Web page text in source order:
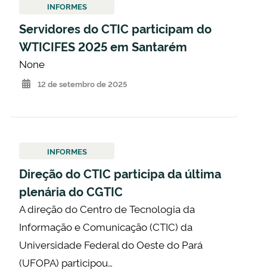
INFORMES
Servidores do CTIC participam do
WTICIFES 2025 em Santarém
None
12 de setembro de 2025
INFORMES
Direção do CTIC participa da última
plenária do CGTIC
A direção do Centro de Tecnologia da
Informação e Comunicação (CTIC) da
Universidade Federal do Oeste do Pará
(UFOPA) participou…